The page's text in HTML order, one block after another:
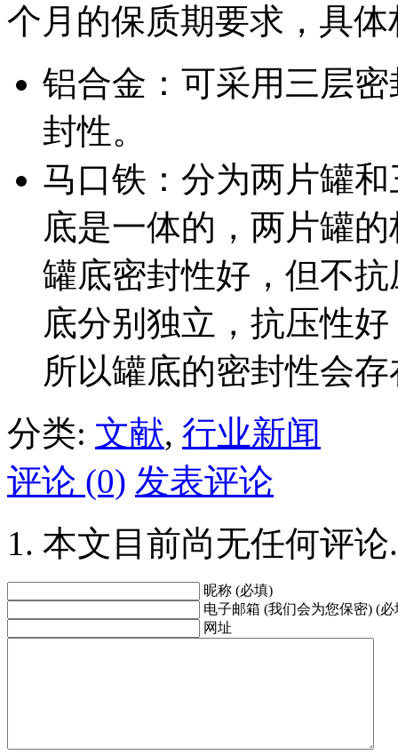
个月的保质期要求，具
铝合金：可采用三层
封性。
马口铁：分为两片罐
底是一体的，两片罐
罐底密封性好，但不
底分别独立，抗压性
所以罐底的密封性会
分类: 文献, 行业新闻
评论 (0) 发表评论
本文目前尚无任何评论.
昵称 (必填)
电子邮箱 (我们会为您保密) (必
网址